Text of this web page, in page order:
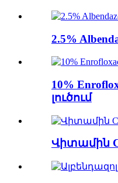
2.5%
10%
լուծում
Վիտամին